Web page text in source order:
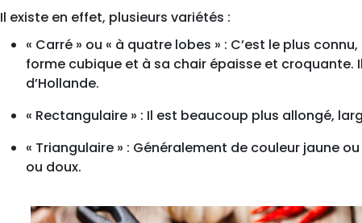
Il existe en effet, plusieurs variétés :
« Carré » ou « à quatre lobes » : C’est le plus
forme cubique et à sa chair épaisse et croquante.
d’Hollande.
« Rectangulaire » : Il est beaucoup plus allongé,
« Triangulaire » : Généralement de couleur jaune
ou doux.